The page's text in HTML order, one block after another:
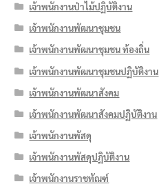
เจ้าพนักงานป่าไม้ปฏิบัติงาน
เจ้าพนักงานพัฒนาชุมชน
เจ้าพนักงานพัฒนาชุมชน ท้องถิ่น
เจ้าพนักงานพัฒนาชุมชนปฏิบัติงาน
เจ้าพนักงานพัฒนาสังคม
เจ้าพนักงานพัฒนาสังคมปฏิบัติงาน
เจ้าพนักงานพัสดุ
เจ้าพนักงานพัสดุปฏิบัติงาน
เจ้าพนักงานราชทัณฑ์